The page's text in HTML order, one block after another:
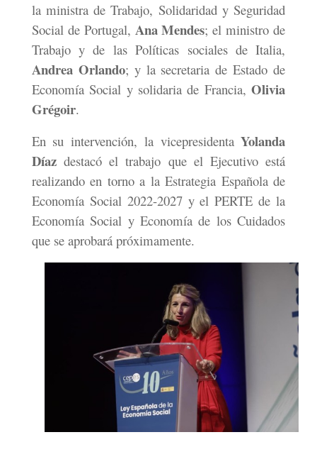
la ministra de Trabajo, Solidaridad y Seguridad
Social de Portugal, Ana Mendes; el ministro de
Trabajo y de las Políticas sociales de Italia,
Andrea Orlando; y la secretaria de Estado de
Economía Social y solidaria de Francia,Olivia
Grégoir.
En su intervención, la vicepresidentaYolanda
Díaz destacó el trabajo que el Ejecutivo está
realizando en torno a la Estrategia Española de
Economía Social 2022-2027 y el PERTE de la
Economía Social y Economía de los Cuidados
que se aprobará próximamente.